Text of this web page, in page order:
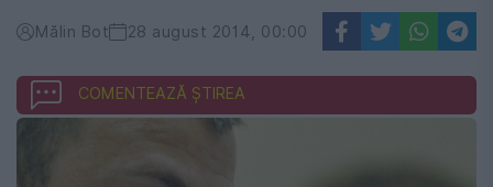
Mălin Bot 28 august 2014, 00:00
COMENTEAZĂ ȘTIREA